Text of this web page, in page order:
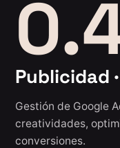
Publicidad
Gestión de Google
creatividades,
conversiones.